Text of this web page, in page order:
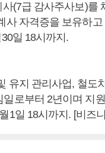
(7급 감사주사보)를
자격증을 보유하
일 18시까지.
유지 관리사업, 철도
로부터 2년이며 지
1일 18시까지. [비즈